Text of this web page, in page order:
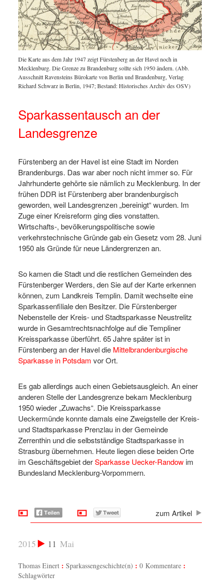
Die Karte aus dem Jahr 1947 zeigt Fürstenberg an der Havel noch in
Mecklenburg. Die Grenze zu Brandenburg sollte sich 1950 ändern. (Abb.
Ausschnitt Ravensteins Bürokarte von Berlin und Brandenburg, Verlag
Richard Schwarz in Berlin, 1947; Bestand: Historisches Archiv des OSV)
Sparkassentausch an der
Landesgrenze
Fürstenberg an der Havel ist eine Stadt im Norden
Brandenburgs. Das war aber noch nicht immer so. Für
Jahrhunderte gehörte sie nämlich zu Mecklenburg. In der
frühen DDR ist Fürstenberg aber brandenburgisch
geworden, weil Landesgrenzen „bereinigt“ wurden. Im
Zuge einer Kreisreform ging dies vonstatten.
Wirtschafts-, bevölkerungspolitische sowie
verkehrstechnische Gründe gab ein Gesetz vom 28. Juni
1950 als Gründe für neue Ländergrenzen an.
So kamen die Stadt und die restlichen Gemeinden des
Fürstenberger Werders, den Sie auf der Karte erkennen
können, zum Landkreis Templin. Damit wechselte eine
Sparkassenfiliale den Besitzer. Die Fürstenberger
Nebenstelle der Kreis- und Stadtsparkasse Neustrelitz
wurde in Gesamtrechtsnachfolge auf die Templiner
Kreissparkasse überführt. 65 Jahre später ist in
Fürstenberg an der Havel die Mittelbrandenburgische
Sparkasse in Potsdam vor Ort.
Es gab allerdings auch einen Gebietsausgleich. An einer
anderen Stelle der Landesgrenze bekam Mecklenburg
1950 wieder „Zuwachs“. Die Kreissparkasse
Ueckermünde konnte damals eine Zweigstelle der Kreis-
und Stadtsparkasse Prenzlau in der Gemeinde
Zerrenthin und die selbstständige Stadtsparkasse in
Strasburg übernehmen. Heute liegen diese beiden Orte
im Geschäftsgebiet derSparkasse Uecker-Randow im
Bundesland Mecklenburg-Vorpommern.
zum Artikel
11 Mai
2015
Thomas Einert Sparkassengeschichte(n)
0 Kommentare
Schlagwörter